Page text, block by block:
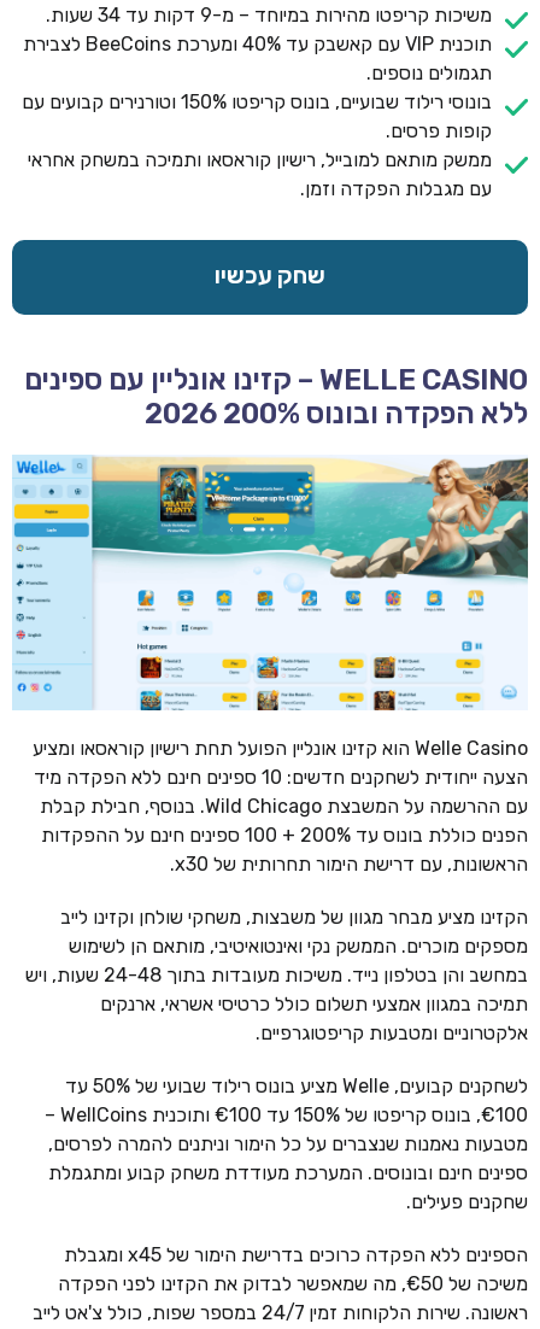
משיכות קריפטו מהירות במיוחד – מ-9 דקות עד 34 שעות.
תוכנית VIP עם קאשבק עד 40% ומערכת BeeCoins לצבירת
תגמולים נוספים.
בונוסי רילוד שבועיים, בונוס קריפטו 150% וטורנירים קבועים עם
קופות פרסים.
ממשק מותאם למובייל, רישיון קוראסאו ותמיכה במשחק אחראי
עם מגבלות הפקדה וזמן.
שחק עכשיו
WELLE CASINO – קזינו אונליין עם ספינים
ללא הפקדה ובונוס 200% 2026
Welle Casino הוא קזינו אונליין הפועל תחת רישיון קוראסאו ומציע
הצעה ייחודית לשחקנים חדשים: 10 ספינים חינם ללא הפקדה מיד
עם ההרשמה על המשבצת Wild Chicago. בנוסף, חבילת קבלת
הפנים כוללת בונוס עד 200% + 100 ספינים חינם על ההפקדות
הראשונות, עם דרישת הימור תחרותית של x30.
הקזינו מציע מבחר מגוון של משבצות, משחקי שולחן וקזינו לייב
מספקים מוכרים. הממשק נקי ואינטואיטיבי, מותאם הן לשימוש
במחשב והן בטלפון נייד. משיכות מעובדות בתוך 24-48 שעות, ויש
תמיכה במגוון אמצעי תשלום כולל כרטיסי אשראי, ארנקים
אלקטרוניים ומטבעות קריפטוגרפיים.
לשחקנים קבועים, Welle מציע בונוס רילוד שבועי של 50% עד
€100, בונוס קריפטו של 150% עד €100 ותוכנית WellCoins –
מטבעות נאמנות שנצברים על כל הימור וניתנים להמרה לפרסים,
ספינים חינם ובונוסים. המערכת מעודדת משחק קבוע ומתגמלת
שחקנים פעילים.
הספינים ללא הפקדה כרוכים בדרישת הימור של x45 ומגבלת
משיכה של €50, מה שמאפשר לבדוק את הקזינו לפני הפקדה
ראשונה. שירות הלקוחות זמין 24/7 במספר שפות, כולל צ'אט לייב